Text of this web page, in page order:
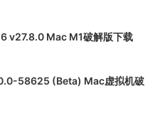
v27.8.0 Mac M1破解版下载
58625 (Beta) Mac虚拟机破